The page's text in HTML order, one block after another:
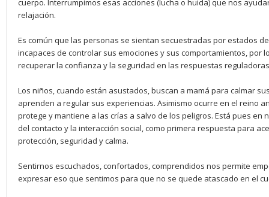
cuerpo. Interrumpimos esas acciones (lucha o huida) que nos
relajación.
Es común que las personas se sientan secuestradas por estados
incapaces de controlar sus emociones y sus comportamientos, por
recuperar la confianza y la seguridad en las respuestas
Los niños, cuando están asustados, buscan a mamá para calmar
aprenden a regular sus experiencias. Asimismo ocurre en el reino
protege y mantiene a las crías a salvo de los peligros. Está pues en
del contacto y la interacción social, como primera respuesta para
protección, seguridad y calma.
Sentirnos escuchados, confortados, comprendidos nos permite
expresar eso que sentimos para que no se quede atascado en el